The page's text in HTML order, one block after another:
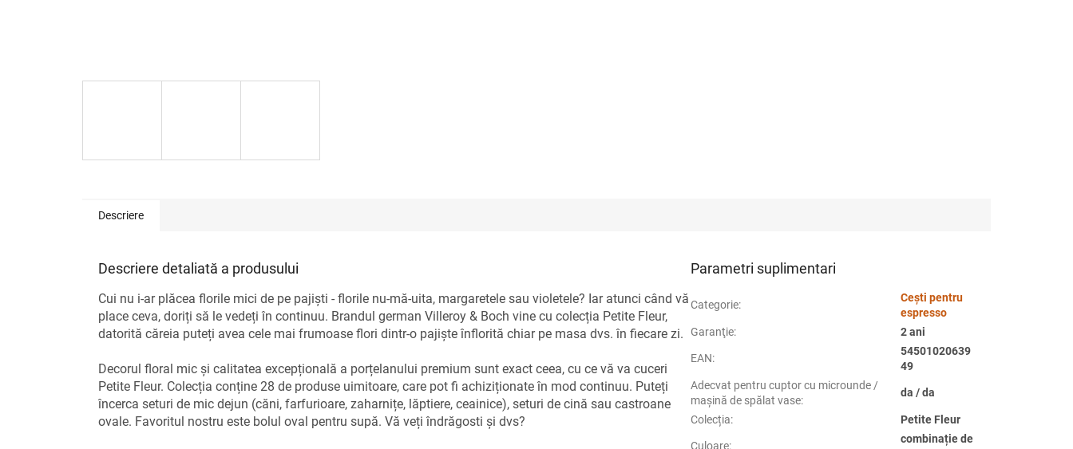
Descriere
Descriere detaliată a produsului
Cui nu i-ar plăcea florile mici de pe pajiști - florile nu-mă-uita, margaretele sau violetele? Iar atunci când vă
place ceva, doriți să le vedeți în continuu. Brandul german Villeroy & Boch vine cu colecția Petite Fleur,
datorită căreia puteți avea cele mai frumoase flori dintr-o pajiște înflorită chiar pe masa dvs. în fiecare zi.
Decorul floral mic și calitatea excepțională a porțelanului premium sunt exact ceea, cu ce vă va cuceri
Petite Fleur. Colecția conține 28 de produse uimitoare, care pot fi achiziționate în mod continuu. Puteți
încerca seturi de mic dejun (căni, farfurioare, zaharnițe, lăptiere, ceainice), seturi de cină sau castroane
ovale. Favoritul nostru este bolul oval pentru supă. Vă veți îndrăgosti și dvs?
Parametri suplimentari
Categorie:
Cești pentru
espresso
Garanţie: 2 ani
EAN:
54501020639
49
Adecvat pentru cuptor cu microunde /
mașină de spălat vase:
da / da
Colecția: Petite Fleur
Culoare:
combinație de